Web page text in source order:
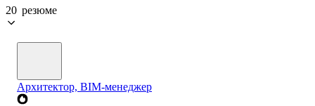
20 резюме
Архитектор, BIM-менеджер